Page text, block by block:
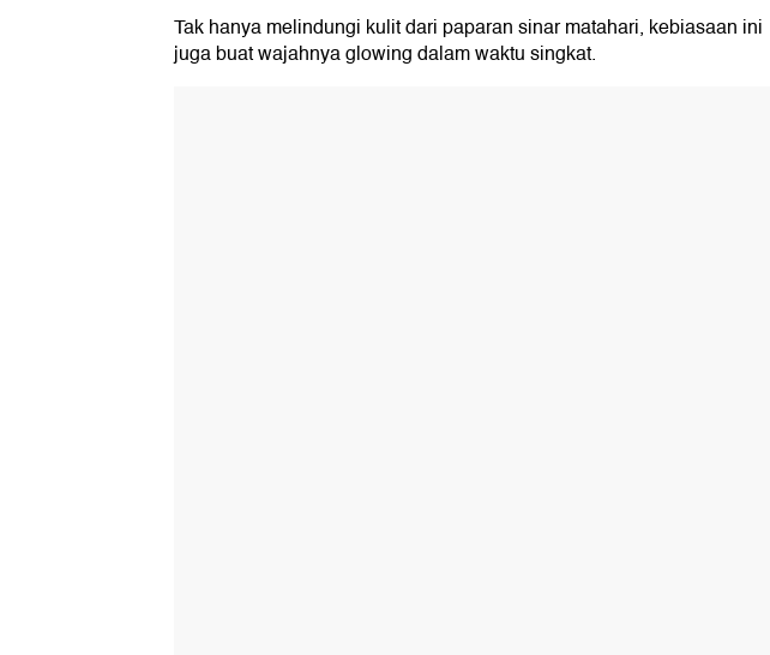
Tak hanya melindungi kulit dari paparan sinar matahari, kebiasaan ini
juga buat wajahnya glowing dalam waktu singkat.